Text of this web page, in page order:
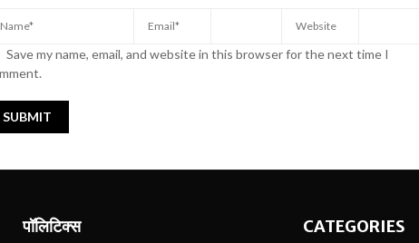
Save my name, email, and website in this browser for the next time I
पॉलिटिक्स CATEGORIES